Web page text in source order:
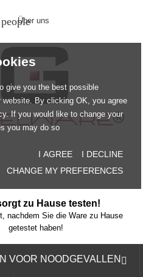
give you the best possible
website. By clicking OK, you agree
If you would like to change your
you may do so
I AGREE
I DECLINE
CHANGE MY PREFERENCES
peopleÜber uns
zu Hause testen!
nachdem Sie die Ware zu Hause
getestet haben!
VOOR NOODGEVALLEN 